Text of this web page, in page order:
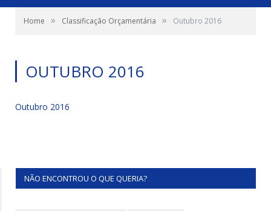
Home » Classificação Orçamentária » Outubro 2016
OUTUBRO 2016
Outubro 2016
NÃO ENCONTROU O QUE QUERIA?